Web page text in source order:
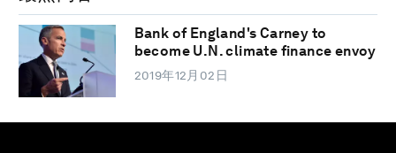
Bank of England's Carney to
become U.N. climate finance envoy
2019年12月02日